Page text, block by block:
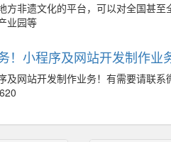
方非遗文化的平台，可以对全国甚至
业园等
！小程序及网站开发制作业
及网站开发制作业务！有需要请联系